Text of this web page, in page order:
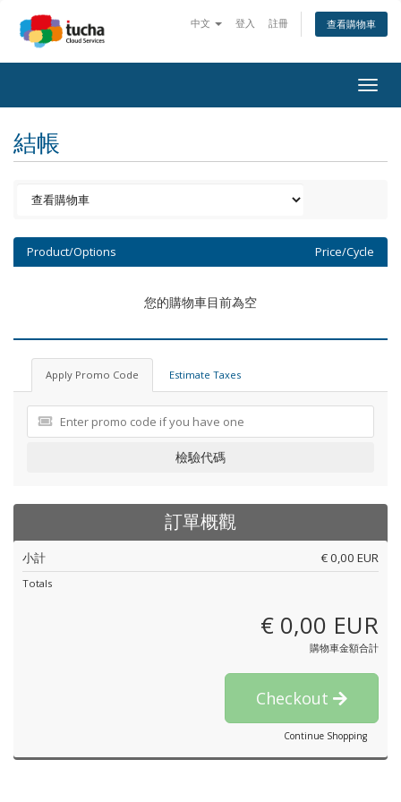
中文 登入 註冊 查看購物車
結帳
Product/Options Price/Cycle
您的購物車目前為空
Apply Promo Code Estimate Taxes
檢驗代碼
訂單概觀
小計 € 0,00 EUR
Totals
€ 0,00 EUR
購物車金額合計
Checkout
Continue Shopping